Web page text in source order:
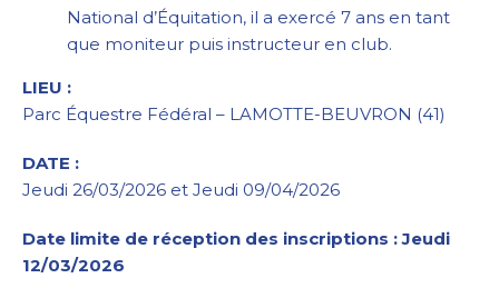
National d’Équitation, il a exercé 7 ans en tant
que moniteur puis instructeur en club.
LIEU :
Parc Équestre Fédéral – LAMOTTE-BEUVRON (41)
DATE :
Jeudi 26/03/2026 et Jeudi 09/04/2026
Date limite de réception des inscriptions : Jeudi
12/03/2026